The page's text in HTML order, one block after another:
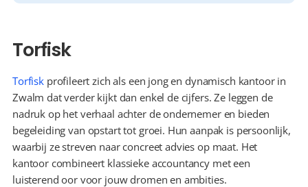
Torfisk
Torfisk profileert zich als een jong en dynamisch kantoor in
Zwalm dat verder kijkt dan enkel de cijfers. Ze leggen de
nadruk op het verhaal achter de ondernemer en bieden
begeleiding van opstart tot groei. Hun aanpak is persoonlijk,
waarbij ze streven naar concreet advies op maat. Het
kantoor combineert klassieke accountancy met een
luisterend oor voor jouw dromen en ambities.